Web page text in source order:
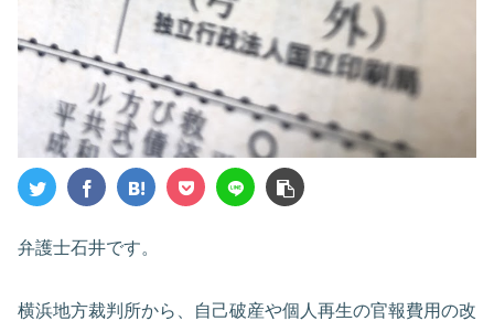
弁護士石井です。
横浜地方裁判所から、自己破産や個人再生の官報費用の改